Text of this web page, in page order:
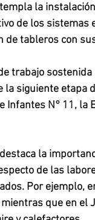
la
de los sistemas
de tableros con
trabajo
siguiente etapa
Infantes N° 11, la
la
de las
Por ejemplo,
que en el